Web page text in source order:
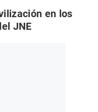
en los
JNE